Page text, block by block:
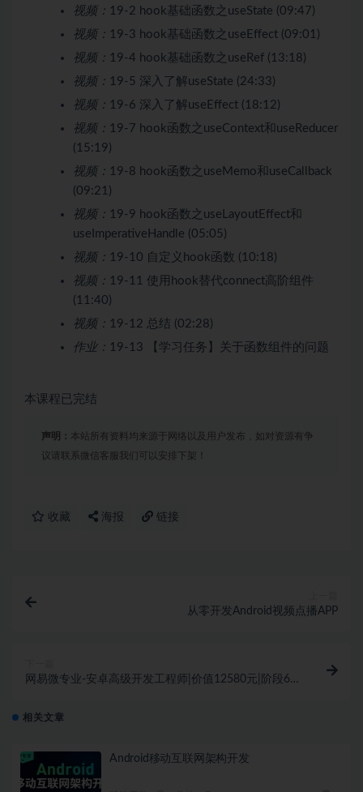
视频： 19-2 hook基础函数之useState (09:47)
视频： 19-3 hook基础函数之useEffect (09:01)
视频： 19-4 hook基础函数之useRef (13:18)
视频： 19-5 深入了解useState (24:33)
视频： 19-6 深入了解useEffect (18:12)
视频： 19-7 hook函数之useContext和useReducer
(15:19)
视频： 19-8 hook函数之useMemo和useCallback
(09:21)
视频： 19-9 hook函数之useLayoutEffect和
useImperativeHandle (05:05)
视频： 19-10 自定义hook函数 (10:18)
视频： 19-11 使用hook替代connect高阶组件
(11:40)
视频： 19-12 总结 (02:28)
作业： 19-13 【学习任务】关于函数组件的问题
本课程已完结
声明： 本站所有资料均来源于网络以及用户发布，如对资源有争
议请联系微信客服我们可以安排下架！
收藏 海报 链接
从零开发Android视频点播APP
网易微专业-安卓高级开发工程师|价值12580元|阶段6
相关文章
Android移动互联网架构开发